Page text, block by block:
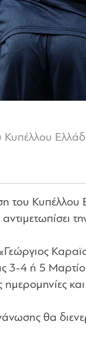
Κυπέλλου
Κυπέλλου
3-4 ή 5
ημερομηνίες
θα